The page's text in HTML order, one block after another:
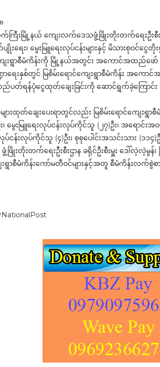
ြီးမြို့နယ် ကျေးလက်ဒေသဖွံ့ဖြိုးတိုးတက်ရေးဦးစီး
ရေး၊ မွေးမြူရေးလုပ်ငန်းများနှင့် မိသားစုဝင်ငွေတို
ျေးရွာစီမံကိန်းကို မြို့နယ်အတွင်း အကောင်အထည်ဖ
ရေးနှစ်တွင် မြစိမ်းရောင်ကျေးရွာစီမံကိန်း အကေ
ည်ပတ်ရန်ပုံငွေထုတ်ချေးခြင်းကို ဆောင်ရွက်ခဲ့ကြောင်
းထုတ်ချေးပေးရာတွင်လည်း မြစိမ်းရောင်ကျေးရွာ
မွေးမြူရေးလုပ်ငန်းလုပ်ကိုင်သူ (၂၇)ဦး၊ အရောင်း
ငန်းလုပ်ကိုင်သူ (၄)ဦး၊ စုစုပေါင်းအသင်းသား (၁၁
းတိုးတက်ရေးဦးစီးဌာန ခရိုင်ဦးစီးမှူး ဒေါ်လဲ့လဲ့မွန်၊
းရွာစီမံကိန်းကော်မတီဝင်များနှင့်အတူ စီမံကိန်းလက်စွဲစ